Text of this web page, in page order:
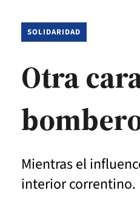
SOLIDARIDAD
Otra
Mientras el
interior correntino.